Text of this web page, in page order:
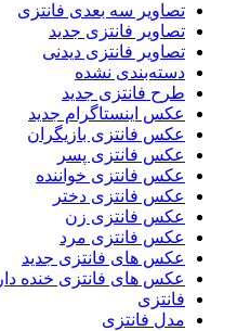
تصاویر سه بعدی فانتزی
تصاویر فانتزی جدید
تصاویر فانتزی دیدنی
دسته‌بندی نشده
طرح فانتزی جدید
عکس اینستاگرام جدید
عکس فانتزی بازیگران
عکس فانتزی پسر
عکس فانتزی خواننده
عکس فانتزی دختر
عکس فانتزی زن
عکس فانتزی مرد
عکس های فانتزی جدید
عکس های فانتزی خنده دار
فانتزی
مدل فانتزی